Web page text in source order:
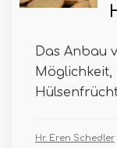
Das Anbau
Hr. Eren Schedler